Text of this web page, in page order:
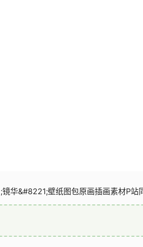
镜华&#8221;壁纸图包原画插画素材P站